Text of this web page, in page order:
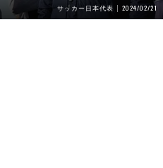
サッカー日本代表 2024/02/21